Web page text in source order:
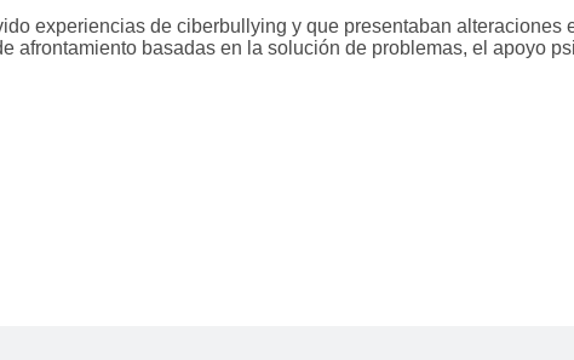
experiencias de ciberbullying y que presentaban
afrontamiento basadas en la solución de problemas, el apoyo